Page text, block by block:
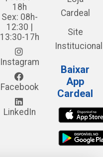
18h
Sex: 08h-
12:30 |
13:30-17h
Instagram
Facebook
LinkedIn
Cardeal
Site
Institucional
Baixar
App
Cardeal